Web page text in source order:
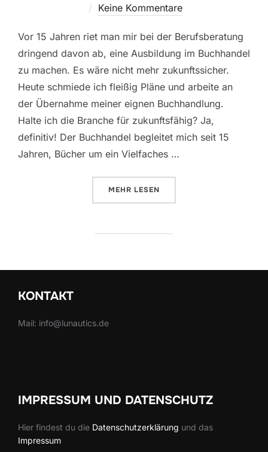
am
Keine Kommentare
Vor 15 Jahren riet man mir bei der Berufsberatung
dringend davon ab, eine Ausbildung im Buchhandel
zu machen. Es wäre nicht mehr zukunftssicher.
Heute schmiede ich fleißig Pläne und arbeite an
der Übernahme meiner eignen Buchhandlung.
Halte ich die Branche für zukunftsfähig? Ja,
definitiv! Der Buchhandel begleitet mich seit 15
Jahren, Bücher um ein Vielfaches …
MEHR ÜBER „„WERDEN SIE BLOSS
LESEN
KONTAKT
Mail: info@lunautics.de
IMPRESSUM UND DATENSCHUTZ
Hier findest du die Datenschutzerklärung und das
Impressum